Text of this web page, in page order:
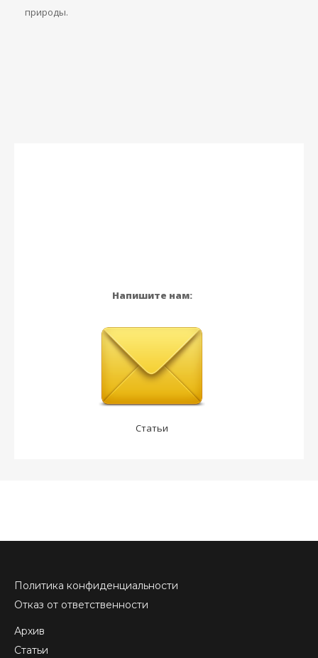
природы.
Напишите нам:
Статьи
Политика конфиденциальности
Отказ от ответственности
Архив
Статьи